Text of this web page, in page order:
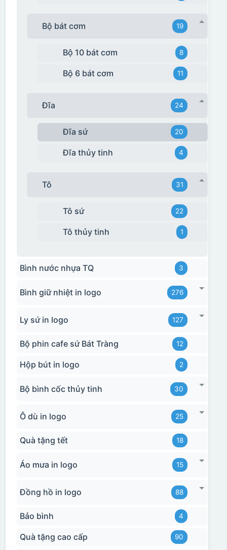
Hộp xi ly sứ
Bộ bát cơm 19
Bộ 10 bát cơm 8
Bộ 6 bát cơm 11
Đĩa 24
Đĩa sứ 20
Đĩa thủy tinh 4
Tô 31
Tô sứ 22
Tô thủy tinh 1
Bình nước nhựa TQ 3
Bình giữ nhiệt in logo 276
Ly sứ in logo 127
Bộ phin cafe sứ Bát Tràng 12
Hộp bút in logo 2
Bộ bình cốc thủy tinh 30
Ô dù in logo 25
Quà tặng tết 18
Áo mưa in logo 15
Đồng hồ in logo 88
Bảo bình 4
Quà tặng cao cấp 90